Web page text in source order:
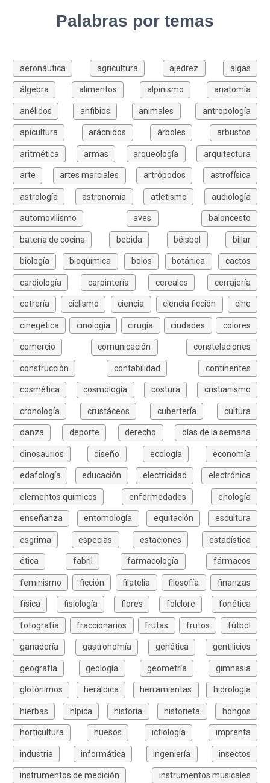
Palabras por temas
aeronáutica agricultura ajedrez algas
álgebra alimentos alpinismo anatomía
anélidos anfibios animales antropología
apicultura arácnidos árboles arbustos
aritmética armas arqueología arquitectura
arte artes marciales artrópodos astrofísica
astrología astronomía atletismo audiología
automovilismo aves baloncesto
batería de cocina bebida béisbol billar
biología bioquímica bolos botánica cactos
cardiología carpintería cereales cerrajería
cetrería ciclismo ciencia ciencia ficción cine
cinegética cinología cirugía ciudades colores
comercio comunicación constelaciones
construcción contabilidad continentes
cosmética cosmología costura cristianismo
cronología crustáceos cubertería cultura
danza deporte derecho días de la semana
dinosaurios diseño ecología economía
edafología educación electricidad electrónica
elementos químicos enfermedades enología
enseñanza entomología equitación escultura
esgrima especias estaciones estadística
ética fabril farmacología fármacos
feminismo ficción filatelia filosofía finanzas
física fisiología flores folclore fonética
fotografía fraccionarios frutas frutos fútbol
ganadería gastronomía genética gentilicios
geografía geología geometría gimnasia
glotónimos heráldica herramientas hidrología
hierbas hípica historia historieta hongos
horticultura huesos ictiología imprenta
industria informática ingeniería insectos
instrumentos de medición instrumentos musicales